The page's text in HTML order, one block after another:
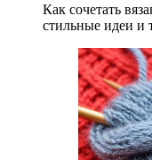
Как сочетать
стильные идеи и